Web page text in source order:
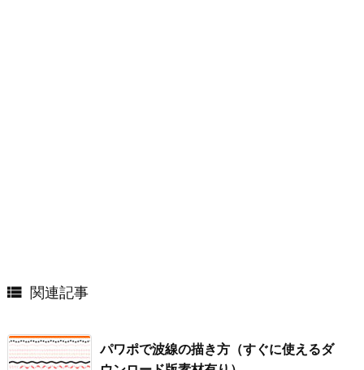
 関連記事
パワポで波線の描き方（すぐに使えるダ